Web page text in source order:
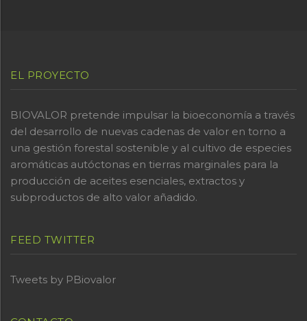
EL PROYECTO
BIOVALOR pretende impulsar la bioeconomía a través
del desarrollo de nuevas cadenas de valor en torno a
una gestión forestal sostenible y al cultivo de especies
aromáticas autóctonas en tierras marginales para la
producción de aceites esenciales, extractos y
subproductos de alto valor añadido.
FEED TWITTER
Tweets by PBiovalor